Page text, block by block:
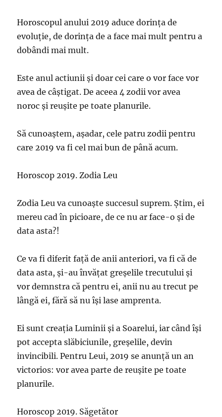
Horoscopul anului 2019 aduce dorința de
evoluție, de dorința de a face mai mult pentru a
dobândi mai mult.
Este anul actiunii și doar cei care o vor face vor
avea de câștigat. De aceea 4 zodii vor avea
noroc și reușite pe toate planurile.
Să cunoaștem, așadar, cele patru zodii pentru
care 2019 va fi cel mai bun de până acum.
Horoscop 2019. Zodia Leu
Zodia Leu va cunoaște succesul suprem. Știm, ei
mereu cad în picioare, de ce nu ar face-o și de
data asta?!
Ce va fi diferit față de anii anteriori, va fi că de
data asta, și-au învățat greșelile trecutului și
vor demnstra că pentru ei, anii nu au trecut pe
lângă ei, fără să nu își lase amprenta.
Ei sunt creația Luminii și a Soarelui, iar când își
pot accepta slăbiciunile, greșelile, devin
invincibili. Pentru Leui, 2019 se anunță un an
victorios: vor avea parte de reușite pe toate
planurile.
Horoscop 2019. Săgetător